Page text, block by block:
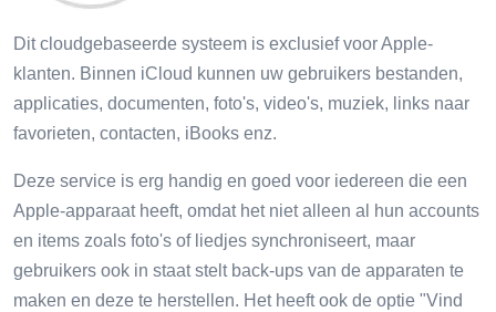
Dit cloudgebaseerde systeem is exclusief voor Apple-
klanten. Binnen iCloud kunnen uw gebruikers bestanden,
applicaties, documenten, foto's, video's, muziek, links naar
favorieten, contacten, iBooks enz.
Deze service is erg handig en goed voor iedereen die een
Apple-apparaat heeft, omdat het niet alleen al hun accounts
en items zoals foto's of liedjes synchroniseert, maar
gebruikers ook in staat stelt back-ups van de apparaten te
maken en deze te herstellen. Het heeft ook de optie "Vind